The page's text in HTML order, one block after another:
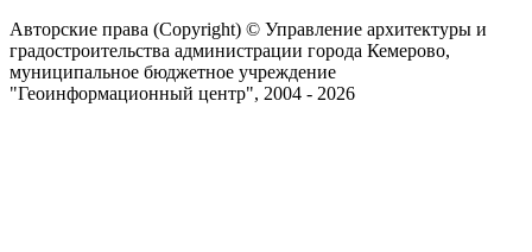
Авторские права (Copyright) © Управление архитектуры и
градостроительства администрации города Кемерово,
муниципальное бюджетное учреждение
"Геоинформационный центр", 2004 - 2026